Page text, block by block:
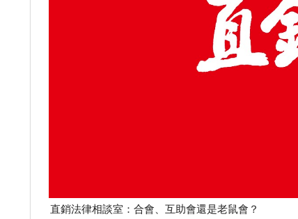
直銷法律相談室：合會、互助會還是老鼠會？